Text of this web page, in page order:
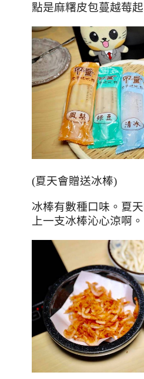
點是麻糬皮包蔓越莓起
(夏天會贈送冰棒)
冰棒有數種口味。夏
上一支冰棒沁心涼啊。